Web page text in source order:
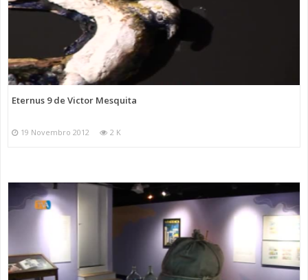
Eternus 9 de Victor Mesquita
19 Novembro 2012 2 K